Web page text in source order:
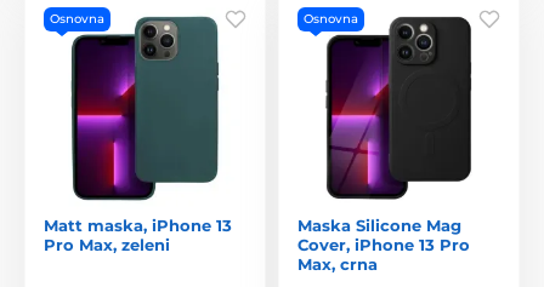
Osnovna
Matt maska, iPhone 13
Pro Max, zeleni
Osnovna
Maska Silicone Mag
Cover, iPhone 13 Pro
Max, crna